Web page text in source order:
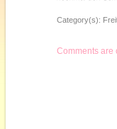
Category(s):
Comments are